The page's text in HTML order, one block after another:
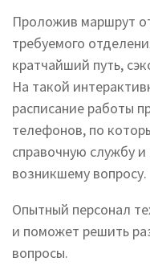
Проложив маршрут
требуемого
кратчайший путь,
На такой
расписание работы
телефонов, по
справочную службу
возникшему вопросу.
Опытный персонал
и поможет решить
вопросы.